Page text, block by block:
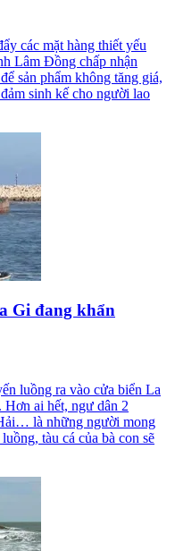
các mặt hàng thiết yếu
Lâm Đồng chấp nhận
sản phẩm không tăng giá,
sinh kế cho người lao
Gi đang khẩn
luồng ra vào cửa biển La
ai hết, ngư dân 2
là những người mong
tàu cá của bà con sẽ